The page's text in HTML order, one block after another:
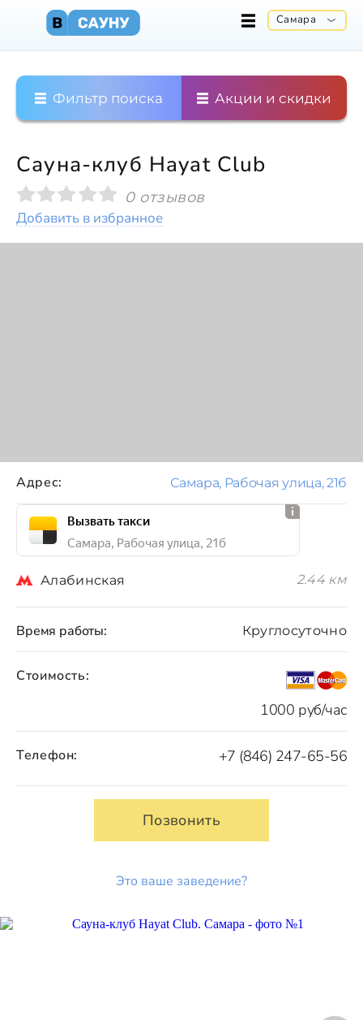
Самара
Фильтр поиска Акции и скидки
Сауна-клуб Hayat Club
0 отзывов
Добавить в избранное
Стоимость:
1000 руб/час
Время работы: Круглосуточно
Телефон: +7 (846) 247-65-56
Позвонить
Это ваше заведение?
Адрес: Самара, Рабочая улица, 21б
Вызвать такси
Самара, Рабочая улица, 21б
Алабинская 2.44 км